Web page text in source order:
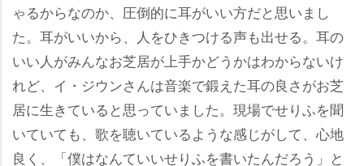
ゃるからなのか、圧倒的に耳がいい方だと思いまし
た。耳がいいから、人をひきつける声も出せる。耳の
いい人がみんなお芝居が上手かどうかはわからないけ
れど、イ・ジウンさんは音楽で鍛えた耳の良さがお芝
居に生きていると思っていました。現場でせりふを聞
いていても、歌を聴いているような感じがして、心地
良く、「僕はなんていいせりふを書いたんだろう」と